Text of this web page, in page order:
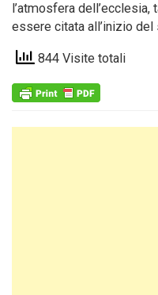
l’atmosfera dell’ecclesia,
essere citata all’inizio del
844 Visite totali